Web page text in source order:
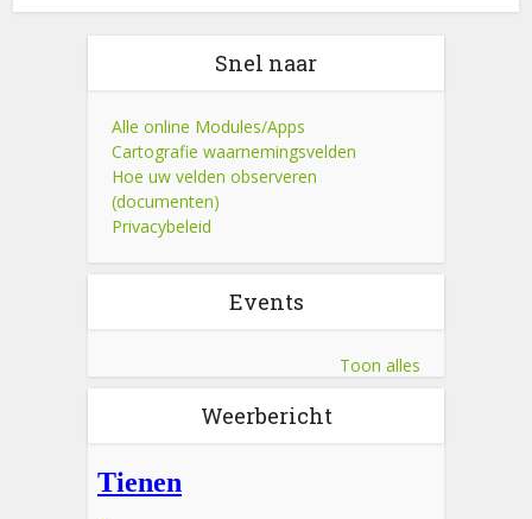
Snel naar
Alle online Modules/Apps
Cartografie waarnemingsvelden
Hoe uw velden observeren
(documenten)
Privacybeleid
Events
Toon alles
Weerbericht